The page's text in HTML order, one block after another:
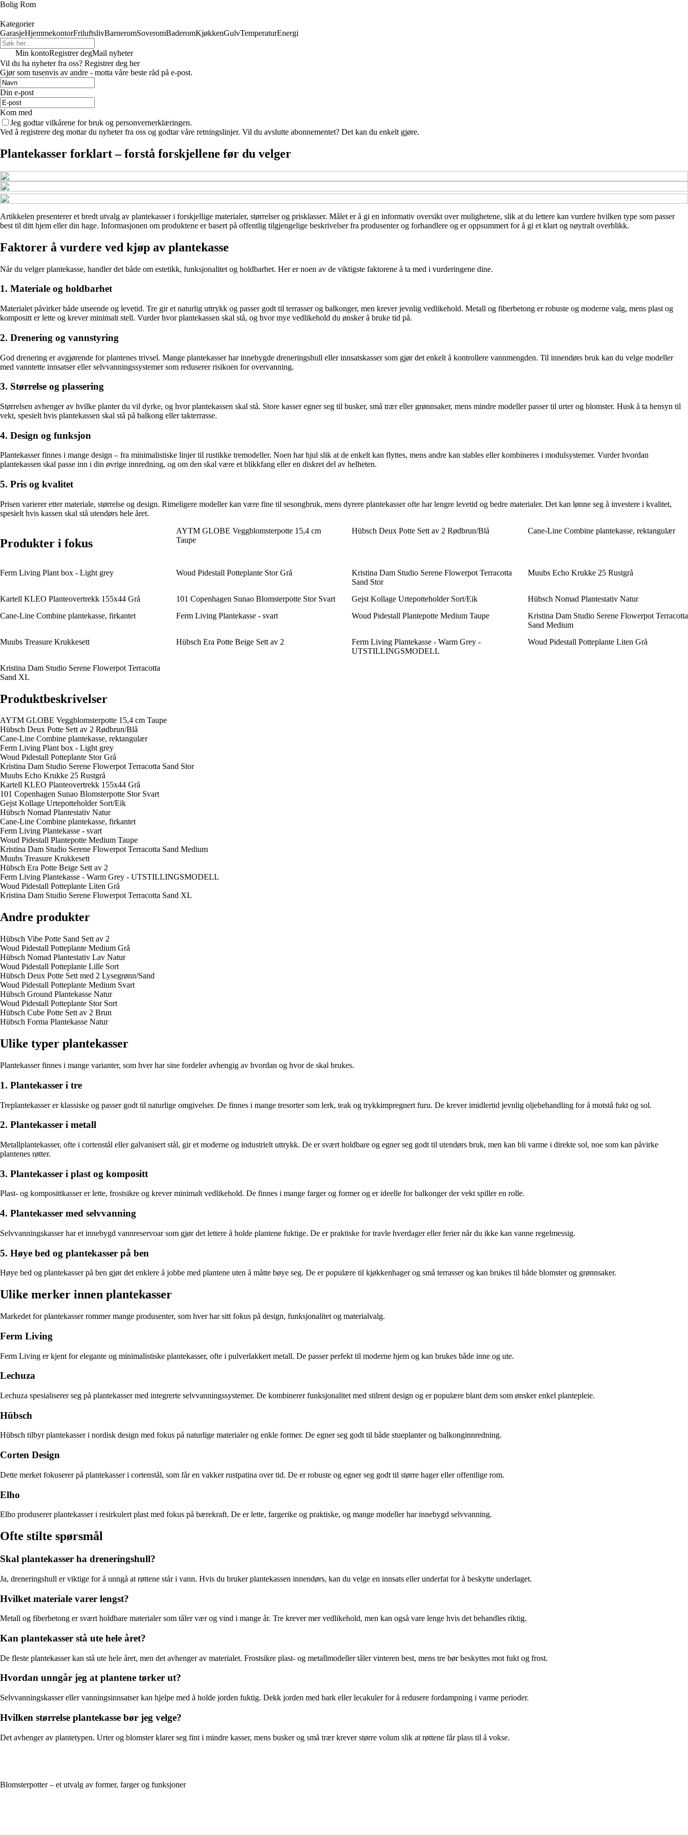
Bolig Rom
Kategorier
GarasjeHjemmekontorFriluftslivBarneromSoveromBaderomKjøkkenGulvTemperaturEnergi
Min kontoRegistrer degMail nyheter
Vil du ha nyheter fra oss? Registrer deg her
Gjør som tusenvis av andre - motta våre beste råd på e-post.
Din e-post
Kom med
Jeg godtar vilkårene for bruk og personvernerklæringen.
Ved å registrere deg mottar du nyheter fra oss og godtar våre retningslinjer. Vil du avslutte abonnementet? Det kan du enkelt gjøre.
Plantekasser forklart – forstå forskjellene før du velger
Artikkelen presenterer et bredt utvalg av plantekasser i forskjellige materialer, størrelser og prisklasser. Målet er å gi en informativ oversikt over mulighetene, slik at du lettere kan vurdere hvilken type som passer
best til ditt hjem eller din hage. Informasjonen om produktene er basert på offentlig tilgjengelige beskrivelser fra produsenter og forhandlere og er oppsummert for å gi et klart og nøytralt overblikk.
Faktorer å vurdere ved kjøp av plantekasse
Når du velger plantekasse, handler det både om estetikk, funksjonalitet og holdbarhet. Her er noen av de viktigste faktorene å ta med i vurderingene dine.
1. Materiale og holdbarhet
Materialet påvirker både utseende og levetid. Tre gir et naturlig uttrykk og passer godt til terrasser og balkonger, men krever jevnlig vedlikehold. Metall og fiberbetong er robuste og moderne valg, mens plast og
kompositt er lette og krever minimalt stell. Vurder hvor plantekassen skal stå, og hvor mye vedlikehold du ønsker å bruke tid på.
2. Drenering og vannstyring
God drenering er avgjørende for plantenes trivsel. Mange plantekasser har innebygde dreneringshull eller innsatskasser som gjør det enkelt å kontrollere vannmengden. Til innendørs bruk kan du velge modeller
med vanntette innsatser eller selvvanningssystemer som reduserer risikoen for overvanning.
3. Størrelse og plassering
Størrelsen avhenger av hvilke planter du vil dyrke, og hvor plantekassen skal stå. Store kasser egner seg til busker, små trær eller grønnsaker, mens mindre modeller passer til urter og blomster. Husk å ta hensyn til
vekt, spesielt hvis plantekassen skal stå på balkong eller takterrasse.
4. Design og funksjon
Plantekasser finnes i mange design – fra minimalistiske linjer til rustikke tremodeller. Noen har hjul slik at de enkelt kan flyttes, mens andre kan stables eller kombineres i modulsystemer. Vurder hvordan
plantekassen skal passe inn i din øvrige innredning, og om den skal være et blikkfang eller en diskret del av helheten.
5. Pris og kvalitet
Prisen varierer etter materiale, størrelse og design. Rimeligere modeller kan være fine til sesongbruk, mens dyrere plantekasser ofte har lengre levetid og bedre materialer. Det kan lønne seg å investere i kvalitet,
spesielt hvis kassen skal stå utendørs hele året.
Produkter i fokus
AYTM GLOBE Veggblomsterpotte 15,4 cm
Taupe
Hübsch Deux Potte Sett av 2 Rødbrun/Blå Cane-Line Combine plantekasse, rektangulær
Ferm Living Plant box - Light grey Woud Pidestall Potteplante Stor Grå
Kristina Dam Studio Serene Flowerpot Terracotta
Sand Stor
Muubs Echo Krukke 25 Rustgrå
Kartell KLEO Planteovertrekk 155x44 Grå 101 Copenhagen Sunao Blomsterpotte Stor Svart Gejst Kollage Urtepotteholder Sort/Eik
Hübsch Nomad Plantestativ Natur
Cane-Line Combine plantekasse, firkantet
Ferm Living Plantekasse - svart Woud Pidestall Plantepotte Medium Taupe
Kristina Dam Studio Serene Flowerpot Terracotta
Sand Medium
Muubs Treasure Krukkesett
Hübsch Era Potte Beige Sett av 2
Ferm Living Plantekasse - Warm Grey -
UTSTILLINGSMODELL
Woud Pidestall Potteplante Liten Grå
Kristina Dam Studio Serene Flowerpot Terracotta
Sand XL
Produktbeskrivelser
AYTM GLOBE Veggblomsterpotte 15,4 cm Taupe
Hübsch Deux Potte Sett av 2 Rødbrun/Blå
Cane-Line Combine plantekasse, rektangulær
Ferm Living Plant box - Light grey
Woud Pidestall Potteplante Stor Grå
Kristina Dam Studio Serene Flowerpot Terracotta Sand Stor
Muubs Echo Krukke 25 Rustgrå
Kartell KLEO Planteovertrekk 155x44 Grå
101 Copenhagen Sunao Blomsterpotte Stor Svart
Gejst Kollage Urtepotteholder Sort/Eik
Hübsch Nomad Plantestativ Natur
Cane-Line Combine plantekasse, firkantet
Ferm Living Plantekasse - svart
Woud Pidestall Plantepotte Medium Taupe
Kristina Dam Studio Serene Flowerpot Terracotta Sand Medium
Muubs Treasure Krukkesett
Hübsch Era Potte Beige Sett av 2
Ferm Living Plantekasse - Warm Grey - UTSTILLINGSMODELL
Woud Pidestall Potteplante Liten Grå
Kristina Dam Studio Serene Flowerpot Terracotta Sand XL
Andre produkter
Hübsch Vibe Potte Sand Sett av 2
Woud Pidestall Potteplante Medium Grå
Hübsch Nomad Plantestativ Lav Natur
Woud Pidestall Potteplante Lille Sort
Hübsch Deux Potte Sett med 2 Lysegrønn/Sand
Woud Pidestall Potteplante Medium Svart
Hübsch Ground Plantekasse Natur
Woud Pidestall Potteplante Stor Sort
Hübsch Cube Potte Sett av 2 Brun
Hübsch Forma Plantekasse Natur
Ulike typer plantekasser
Plantekasser finnes i mange varianter, som hver har sine fordeler avhengig av hvordan og hvor de skal brukes.
1. Plantekasser i tre
Treplantekasser er klassiske og passer godt til naturlige omgivelser. De finnes i mange tresorter som lerk, teak og trykkimpregnert furu. De krever imidlertid jevnlig oljebehandling for å motstå fukt og sol.
2. Plantekasser i metall
Metallplantekasser, ofte i cortenstål eller galvanisert stål, gir et moderne og industrielt uttrykk. De er svært holdbare og egner seg godt til utendørs bruk, men kan bli varme i direkte sol, noe som kan påvirke
plantenes røtter.
3. Plantekasser i plast og kompositt
Plast- og komposittkasser er lette, frostsikre og krever minimalt vedlikehold. De finnes i mange farger og former og er ideelle for balkonger der vekt spiller en rolle.
4. Plantekasser med selvvanning
Selvvanningskasser har et innebygd vannreservoar som gjør det lettere å holde plantene fuktige. De er praktiske for travle hverdager eller ferier når du ikke kan vanne regelmessig.
5. Høye bed og plantekasser på ben
Høye bed og plantekasser på ben gjør det enklere å jobbe med plantene uten å måtte bøye seg. De er populære til kjøkkenhager og små terrasser og kan brukes til både blomster og grønnsaker.
Ulike merker innen plantekasser
Markedet for plantekasser rommer mange produsenter, som hver har sitt fokus på design, funksjonalitet og materialvalg.
Ferm Living
Ferm Living er kjent for elegante og minimalistiske plantekasser, ofte i pulverlakkert metall. De passer perfekt til moderne hjem og kan brukes både inne og ute.
Lechuza
Lechuza spesialiserer seg på plantekasser med integrerte selvvanningssystemer. De kombinerer funksjonalitet med stilrent design og er populære blant dem som ønsker enkel plantepleie.
Hübsch
Hübsch tilbyr plantekasser i nordisk design med fokus på naturlige materialer og enkle former. De egner seg godt til både stueplanter og balkonginnredning.
Corten Design
Dette merket fokuserer på plantekasser i cortenstål, som får en vakker rustpatina over tid. De er robuste og egner seg godt til større hager eller offentlige rom.
Elho
Elho produserer plantekasser i resirkulert plast med fokus på bærekraft. De er lette, fargerike og praktiske, og mange modeller har innebygd selvvanning.
Ofte stilte spørsmål
Skal plantekasser ha dreneringshull?
Ja, dreneringshull er viktige for å unngå at røttene står i vann. Hvis du bruker plantekassen innendørs, kan du velge en innsats eller underfat for å beskytte underlaget.
Hvilket materiale varer lengst?
Metall og fiberbetong er svært holdbare materialer som tåler vær og vind i mange år. Tre krever mer vedlikehold, men kan også vare lenge hvis det behandles riktig.
Kan plantekasser stå ute hele året?
De fleste plantekasser kan stå ute hele året, men det avhenger av materialet. Frostsikre plast- og metallmodeller tåler vinteren best, mens tre bør beskyttes mot fukt og frost.
Hvordan unngår jeg at plantene tørker ut?
Selvvanningskasser eller vanningsinnsatser kan hjelpe med å holde jorden fuktig. Dekk jorden med bark eller lecakuler for å redusere fordampning i varme perioder.
Hvilken størrelse plantekasse bør jeg velge?
Det avhenger av plantetypen. Urter og blomster klarer seg fint i mindre kasser, mens busker og små trær krever større volum slik at røttene får plass til å vokse.
Blomsterpotter – et utvalg av former, farger og funksjoner